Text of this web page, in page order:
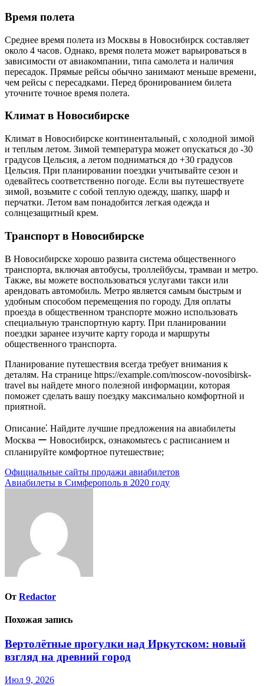
Время полета
Среднее время полета из Москвы в Новосибирск составляет
около 4 часов. Однако, время полета может варьироваться в
зависимости от авиакомпании, типа самолета и наличия
пересадок. Прямые рейсы обычно занимают меньше времени,
чем рейсы с пересадками. Перед бронированием билета
уточните точное время полета.
Климат в Новосибирске
Климат в Новосибирске континентальный, с холодной зимой
и теплым летом. Зимой температура может опускаться до -30
градусов Цельсия, а летом подниматься до +30 градусов
Цельсия. При планировании поездки учитывайте сезон и
одевайтесь соответственно погоде. Если вы путешествуете
зимой, возьмите с собой теплую одежду, шапку, шарф и
перчатки. Летом вам понадобится легкая одежда и
солнцезащитный крем.
Транспорт в Новосибирске
В Новосибирске хорошо развита система общественного
транспорта, включая автобусы, троллейбусы, трамваи и метро.
Также, вы можете воспользоваться услугами такси или
арендовать автомобиль. Метро является самым быстрым и
удобным способом перемещения по городу. Для оплаты
проезда в общественном транспорте можно использовать
специальную транспортную карту. При планировании
поездки заранее изучите карту города и маршруты
общественного транспорта.
Планирование путешествия всегда требует внимания к
деталям. На странице https://example.com/moscow-novosibirsk-
travel вы найдете много полезной информации, которая
поможет сделать вашу поездку максимально комфортной и
приятной.
Описание⁚ Найдите лучшие предложения на авиабилеты
Москва ー Новосибирск, ознакомьтесь с расписанием и
спланируйте комфортное путешествие;
Навигация
по
Официальные сайты продажи авиабилетов
Авиабилеты в Симферополь в 2020 году
От Redactor
Похожая запись
Вертолётные прогулки над Иркутском: новый
взгляд на древний город
Июл 9, 2026